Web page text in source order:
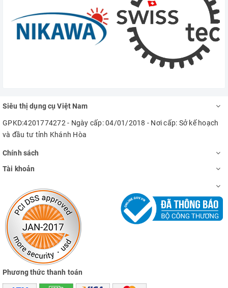
Siêu thị dụng cụ Việt Nam
GPKD:4201774272 - Ngày cấp: 04/01/2018 - Nơi cấp: Sở kế hoạch
và đầu tư tỉnh Khánh Hòa
Chính sách
Tài khoản
Phương thức thanh toán